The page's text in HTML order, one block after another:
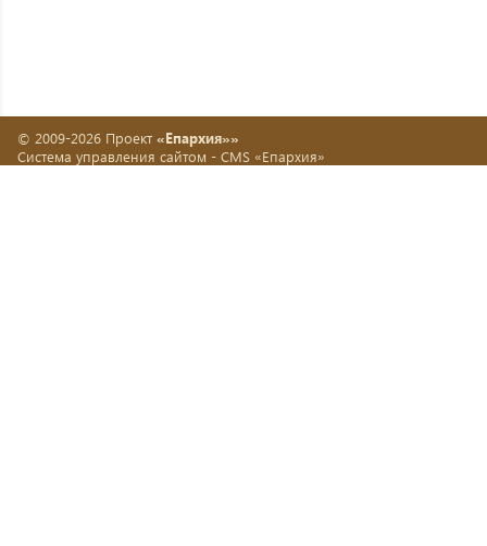
© 2009-2026 Проект «Епархия»»
Система управления сайтом - CMS «Епархия»